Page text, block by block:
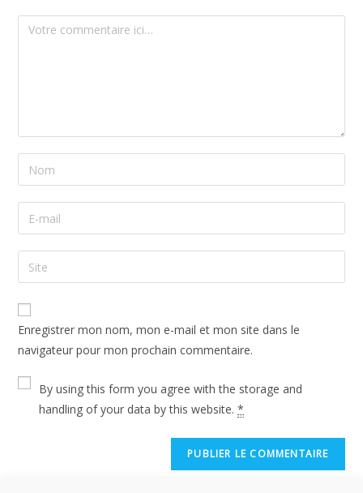
Enregistrer mon nom, mon e-mail et mon site dans le
navigateur pour mon prochain commentaire.
By using this form you agree with the storage and
handling of your data by this website.*